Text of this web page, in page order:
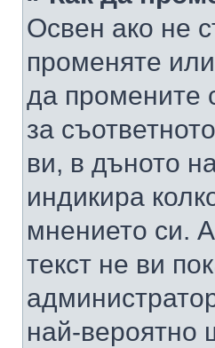
Освен ако не
променяте
да промените
за
ви, в дъното
индикира
мнението си.
текст не ви
най-вероятно